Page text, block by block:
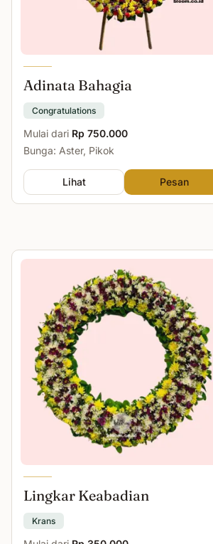
Adinata Bahagia
Congratulations
Mulai dari Rp 750.000
Bunga: Aster, Pikok
Lihat Pesan
Lingkar Keabadian
Krans